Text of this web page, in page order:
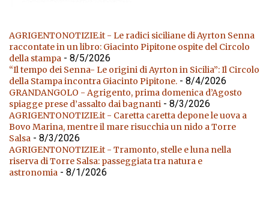
AGRIGENTONOTIZIE.it - Le radici siciliane di Ayrton Senna
raccontate in un libro: Giacinto Pipitone ospite del Circolo
della stampa - 8/5/2026
“Il tempo dei Senna- Le origini di Ayrton in Sicilia”: Il Circolo
della Stampa incontra Giacinto Pipitone. - 8/4/2026
GRANDANGOLO - Agrigento, prima domenica d’Agosto
spiagge prese d’assalto dai bagnanti - 8/3/2026
AGRIGENTONOTIZIE.it - Caretta caretta depone le uova a
Bovo Marina, mentre il mare risucchia un nido a Torre
Salsa - 8/3/2026
AGRIGENTONOTIZIE.it - Tramonto, stelle e luna nella
riserva di Torre Salsa: passeggiata tra natura e
astronomia - 8/1/2026